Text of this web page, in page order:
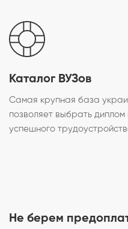
Каталог ВУЗов
Самая крупная база
позволяет выбрать
успешного
Не берем